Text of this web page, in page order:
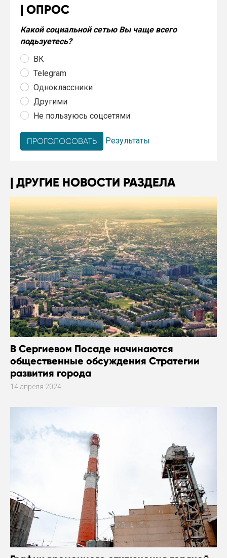
ОПРОС
Какой социальной сетью Вы чаще всего
подьзуетесь?
ВК
Telegram
Одноклассники
Другими
Не пользуюсь соцсетями
Результаты
ДРУГИЕ НОВОСТИ РАЗДЕЛА
В Сергиевом Посаде начинаются
общественные обсуждения Стратегии
развития города
14 апреля 2024